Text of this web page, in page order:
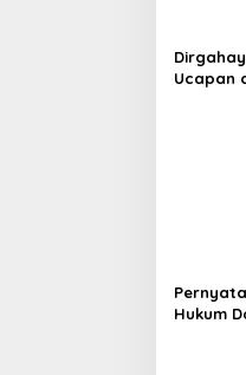
Ucapan
Hukum